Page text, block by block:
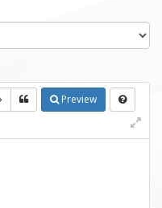
Preview